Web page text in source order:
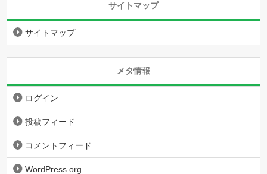
サイトマップ
サイトマップ
メタ情報
ログイン
投稿フィード
コメントフィード
WordPress.org